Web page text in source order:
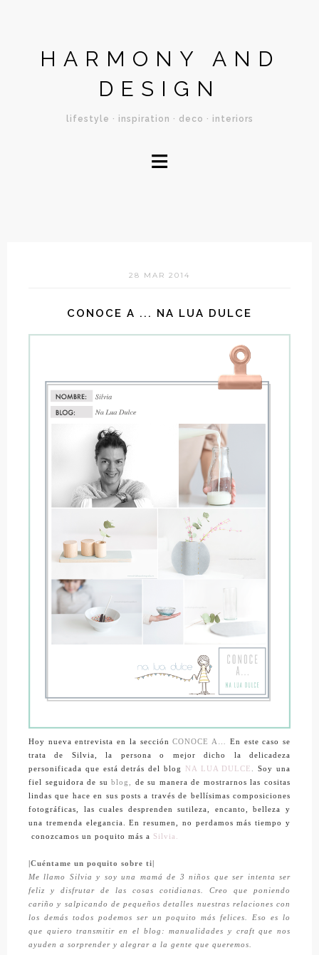
HARMONY AND
DESIGN
lifestyle · inspiration · deco · interiors
≡
28 MAR 2014
CONOCE A ... NA LUA DULCE
Hoy nueva entrevista en la secciónCONOCE A…
En este caso se
trata de Silvia, la persona o mejor dicho la delicadeza
personificada que está detrás del blog
NA LUA DULCE .
Soy una
fiel seguidora de sublog,
de su manera de mostrarnos las cositas
lindas que hace en sus posts a través de bellísimas composiciones
fotográficas, las cuales desprenden sutileza, encanto, belleza y
una tremenda elegancia. En resumen, no perdamos más tiempo y
conozcamos un poquito más a Silvia.
|Cuéntame un poquito sobre ti|
Me llamo Silvia y soy una mamá de 3 niños que ser intenta ser
feliz y disfrutar de las cosas cotidianas. Creo que poniendo
cariño y salpicando de pequeños detalles nuestras relaciones con
los demás todos podemos ser un poquito más felices. Eso es lo
que quiero transmitir en el blog: manualidades y craft que nos
ayuden a sorprender y alegrar a la gente que queremos.